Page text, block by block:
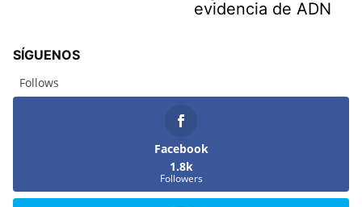
evidencia de ADN
SÍGUENOS
Follows
Facebook
1.8k
Followers